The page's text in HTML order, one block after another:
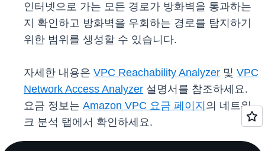
인터넷으로 가는 모든 경로가 방화벽을 통과하는
지 확인하고 방화벽을 우회하는 경로를 탐지하기
위한 범위를 생성할 수 있습니다.
자세한 내용은 VPC Reachability Analyzer 및 VPC
Network Access Analyzer 설명서를 참조하세요.
요금 정보는 Amazon VPC 요금 페이지 의 네트워
크 분석 탭에서 확인하세요.